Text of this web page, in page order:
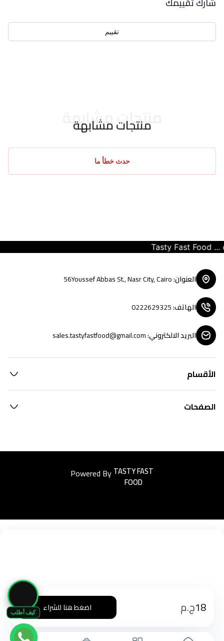
كيف أطلب
تقييم
منتجات مشابهة
منتجات مشابهة
حدث خطأ ما
18ج.م اضغط هنا للشراء
Tasty Fast Food ...
العنوان:
56Youssef Abbas St., Nasr City, Cairo
الهاتف:
0222629325
البريد الالكتروني:
sales.tastyfastfood@gmail.com
الأقسام
الصفحات
Powered ByEasyorders